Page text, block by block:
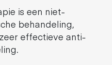
is een niet-
behandeling,
effectieve anti-